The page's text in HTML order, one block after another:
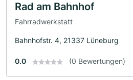
Rad am Bahnhof
Fahrradwerkstatt
Bahnhofstr. 4, 21337 Lüneburg
0.0 (0 Bewertungen)